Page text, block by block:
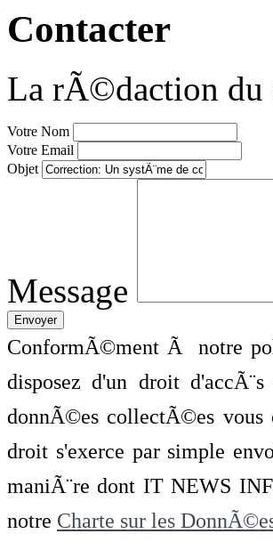
Contacter
La rÃ©daction du
Votre Nom
Votre Email
Objet
Message
ConformÃ©ment Ã notre
disposez d'un droit
donnÃ©es collectÃ©es vous
droit s'exerce par simple
maniÃ¨re dont IT NEWS
notre Charte sur les